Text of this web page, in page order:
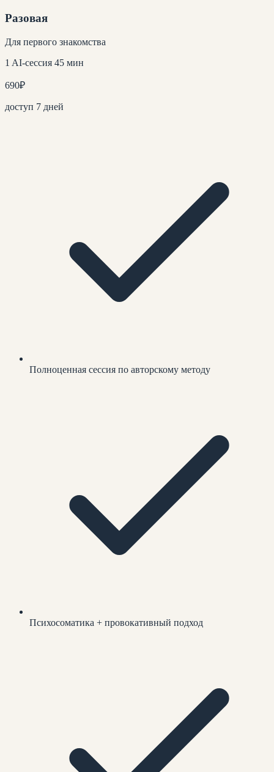
Разовая
Для первого знакомства
1 AI-сессия 45 мин
690₽
доступ 7 дней
Полноценная сессия по авторскому методу
Психосоматика + провокативный подход